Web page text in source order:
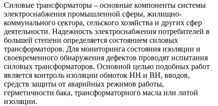
Силовые трансформаторы – основные компоненты системы
электроснабжения промышленной сферы, жилищно-
коммунального сектора, сельского хозяйства и других сфер
деятельности. Надежность электроснабжения потребителей в
большей степени определяется состоянием силовых
трансформаторов. Для мониторинга состояния изоляции и
своевременного обнаружения дефектов проводят испытания
силовых трансформаторов. Основной целью подобных работ
является контроль изоляции обмоток НН и ВН, вводов,
средств защиты от аварийных режимов работы,
герметичности бака, трансформаторного масла или литой
изоляции.